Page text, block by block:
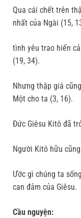
Qua cái chết trên
nhất của Ngài (15,
tình yêu trao hiến
(19, 34).
Nhưng thập giá
Một cho ta (3, 16).
Đức Giêsu Kitô đã
Người Kitô hữu
Ước gì chúng ta
can đảm của Giêsu.
Cầu nguyện: